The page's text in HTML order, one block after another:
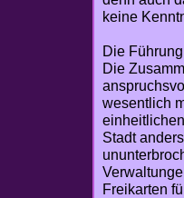
keine
Die
Die
wesentlich
Stadt
Freikarten